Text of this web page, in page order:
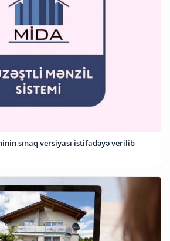
sınaq versiyası istifadəyə verilib